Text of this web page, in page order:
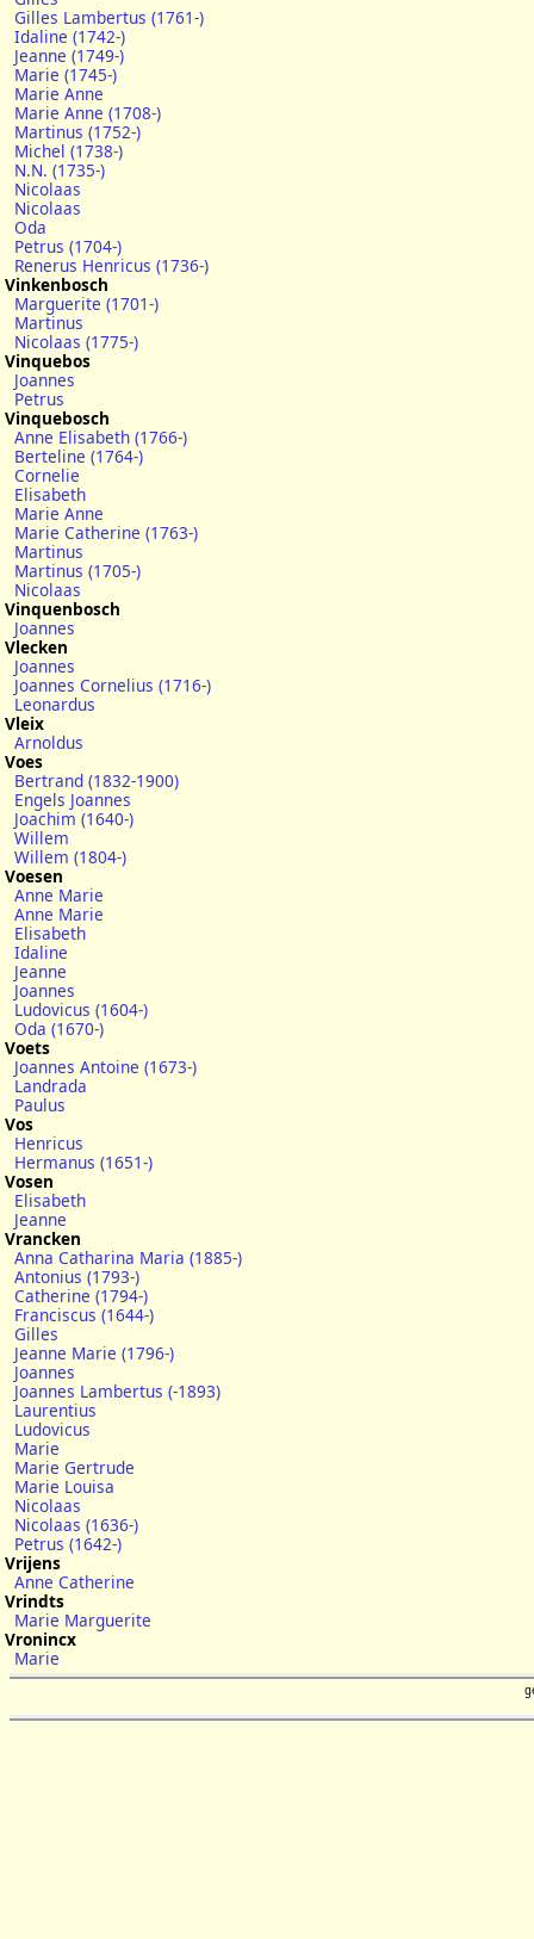
Gilles Lambertus (1761-)
Idaline (1742-)
Jeanne (1749-)
Marie (1745-)
Marie Anne
Marie Anne (1708-)
Martinus (1752-)
Michel (1738-)
N.N. (1735-)
Nicolaas
Nicolaas
Oda
Petrus (1704-)
Renerus Henricus (1736-)
Vinkenbosch
Marguerite (1701-)
Martinus
Nicolaas (1775-)
Vinquebos
Joannes
Petrus
Vinquebosch
Anne Elisabeth (1766-)
Berteline (1764-)
Cornelie
Elisabeth
Marie Anne
Marie Catherine (1763-)
Martinus
Martinus (1705-)
Nicolaas
Vinquenbosch
Joannes
Vlecken
Joannes
Joannes Cornelius (1716-)
Leonardus
Vleix
Arnoldus
Voes
Bertrand (1832-1900)
Engels Joannes
Joachim (1640-)
Willem
Willem (1804-)
Voesen
Anne Marie
Anne Marie
Elisabeth
Idaline
Jeanne
Joannes
Ludovicus (1604-)
Oda (1670-)
Voets
Joannes Antoine (1673-)
Landrada
Paulus
Vos
Henricus
Hermanus (1651-)
Vosen
Elisabeth
Jeanne
Vrancken
Anna Catharina Maria (1885-)
Antonius (1793-)
Catherine (1794-)
Franciscus (1644-)
Gilles
Jeanne Marie (1796-)
Joannes
Joannes Lambertus (-1893)
Laurentius
Ludovicus
Marie
Marie Gertrude
Marie Louisa
Nicolaas
Nicolaas (1636-)
Petrus (1642-)
Vrijens
Anne Catherine
Vrindts
Marie Marguerite
Vronincx
Marie